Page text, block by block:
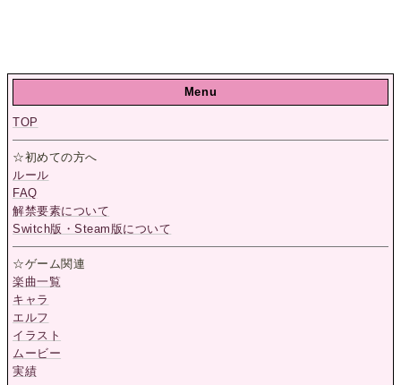
Menu
TOP
☆初めての方へ
ルール
FAQ
解禁要素について
Switch版・Steam版について
☆ゲーム関連
楽曲一覧
キャラ
エルフ
イラスト
ムービー
実績